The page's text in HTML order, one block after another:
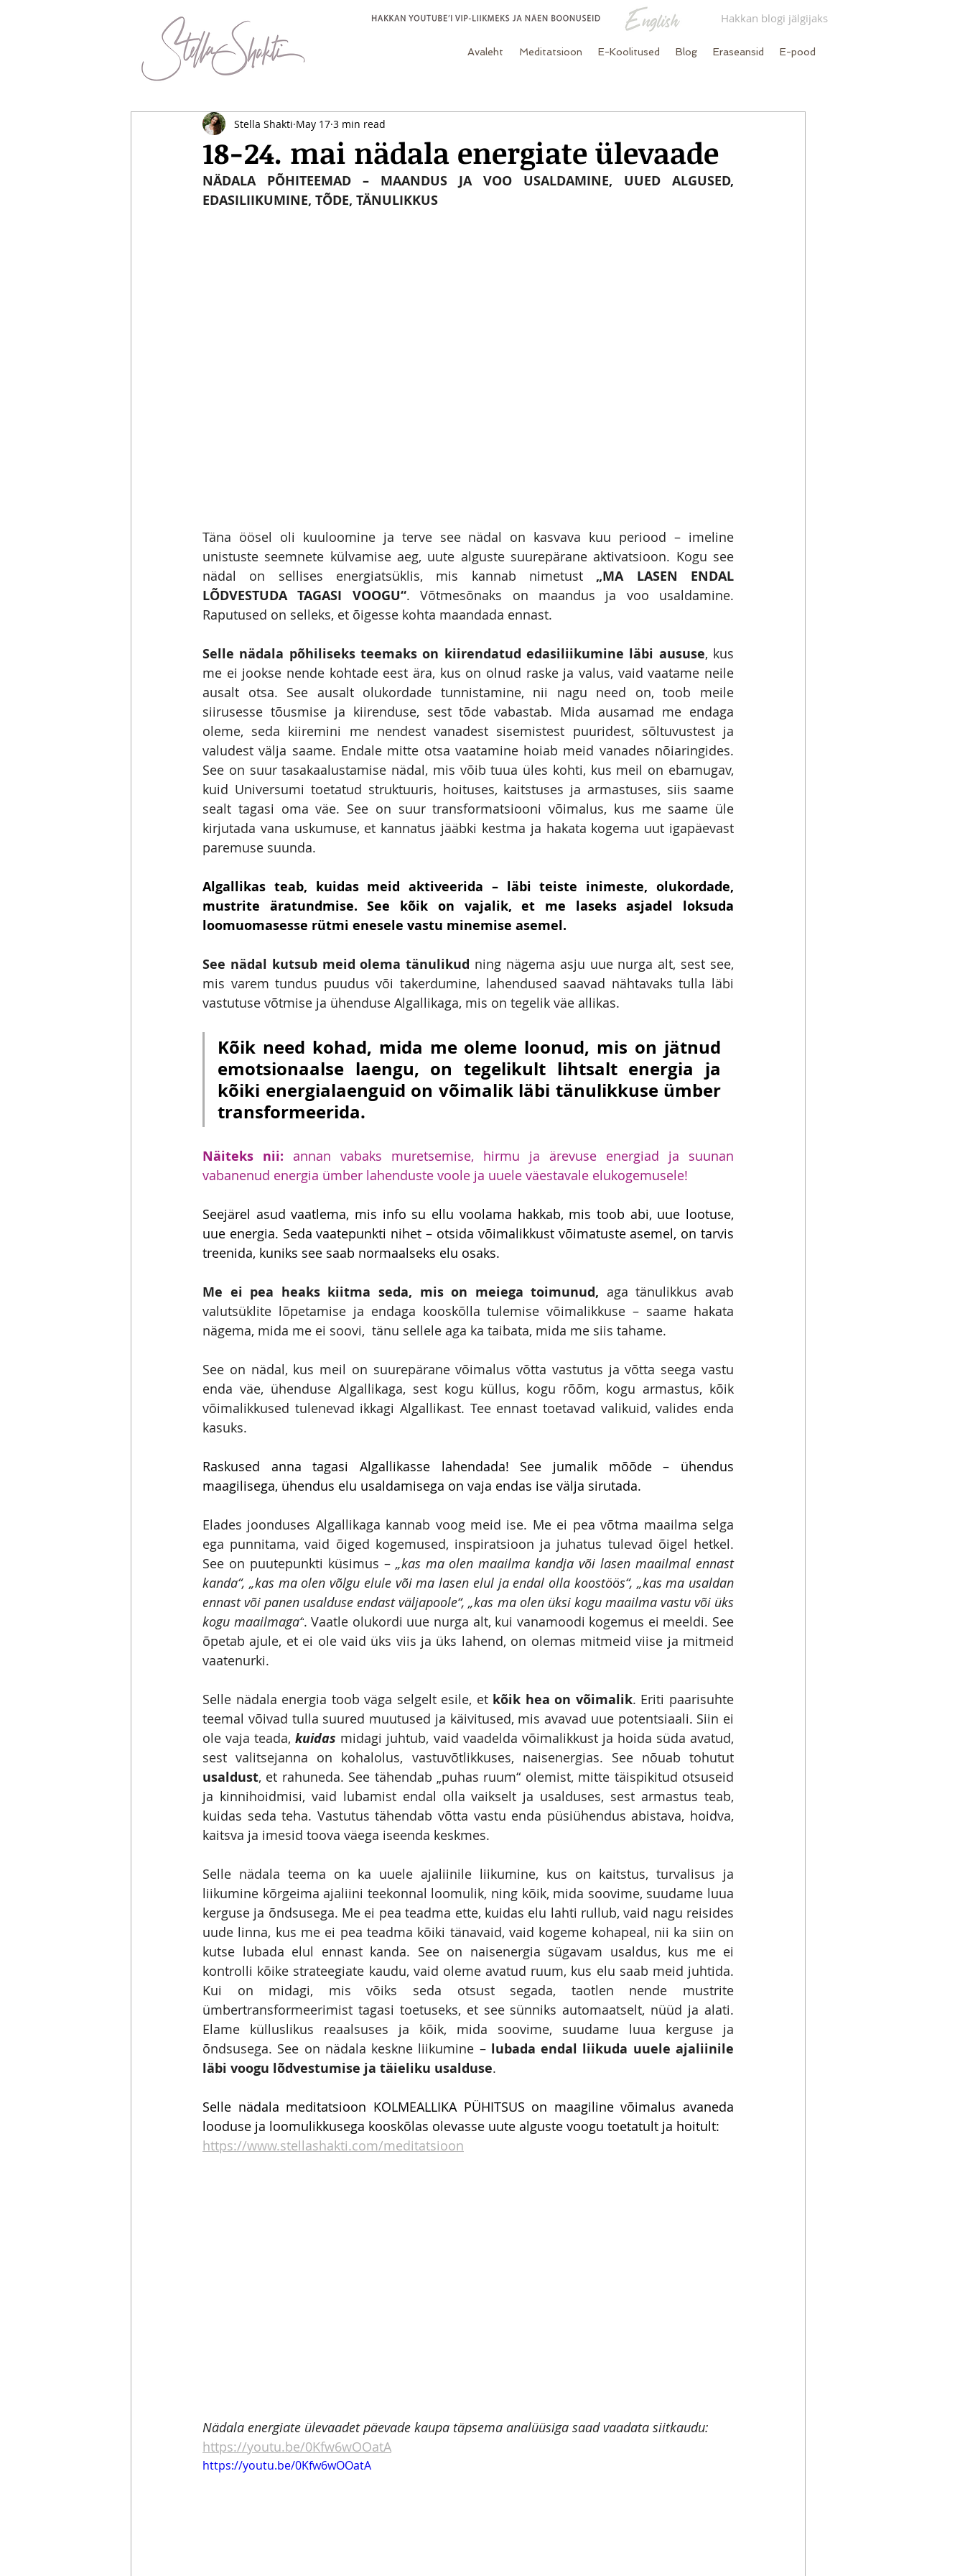
Hakkan blogi jälgijaks
Avaleht Meditatsioon E-Koolitused Blog Eraseansid E-pood
18-24. mai nädala energiate ülevaade
Stella Shakti May 17 3 min read
NÄDALA PÕHITEEMAD – MAANDUS JA VOO USALDAMINE, UUED ALGUSED,
EDASILIIKUMINE, TÕDE, TÄNULIKKUS
Täna öösel oli kuuloomine ja terve see nädal on kasvava kuu periood – imeline
unistuste seemnete külvamise aeg, uute alguste suurepärane aktivatsioon. Kogu see
nädal on sellises energiatsüklis, mis kannab nimetust „MA LASEN ENDAL
LÕDVESTUDA TAGASI VOOGU“. Võtmesõnaks on maandus ja voo usaldamine.
Raputused on selleks, et õigesse kohta maandada ennast.
Selle nädala põhiliseks teemaks on kiirendatud edasiliikumine läbi aususe, kus
me ei jookse nende kohtade eest ära, kus on olnud raske ja valus, vaid vaatame neile
ausalt otsa. See ausalt olukordade tunnistamine, nii nagu need on, toob meile
siirusesse tõusmise ja kiirenduse, sest tõde vabastab. Mida ausamad me endaga
oleme, seda kiiremini me nendest vanadest sisemistest puuridest, sõltuvustest ja
valudest välja saame. Endale mitte otsa vaatamine hoiab meid vanades nõiaringides.
See on suur tasakaalustamise nädal, mis võib tuua üles kohti, kus meil on ebamugav,
kuid Universumi toetatud struktuuris, hoituses, kaitstuses ja armastuses, siis saame
sealt tagasi oma väe. See on suur transformatsiooni võimalus, kus me saame üle
kirjutada vana uskumuse, et kannatus jääbki kestma ja hakata kogema uut igapäevast
paremuse suunda.
Algallikas teab, kuidas meid aktiveerida – läbi teiste inimeste, olukordade,
mustrite äratundmise. See kõik on vajalik, et me laseks asjadel loksuda
loomuomasesse rütmi enesele vastu minemise asemel.
See nädal kutsub meid olema tänulikud ning nägema asju uue nurga alt, sest see,
mis varem tundus puudus või takerdumine, lahendused saavad nähtavaks tulla läbi
vastutuse võtmise ja ühenduse Algallikaga, mis on tegelik väe allikas.
Kõik need kohad, mida me oleme loonud, mis on jätnud
emotsionaalse laengu, on tegelikult lihtsalt energia ja
kõiki energialaenguid on võimalik läbi tänulikkuse ümber
transformeerida.
Näiteks nii: annan vabaks muretsemise, hirmu ja ärevuse energiad ja suunan
vabanenud energia ümber lahenduste voole ja uuele väestavale elukogemusele!
Seejärel asud vaatlema, mis info su ellu voolama hakkab, mis toob abi, uue lootuse,
uue energia. Seda vaatepunkti nihet – otsida võimalikkust võimatuste asemel, on tarvis
treenida, kuniks see saab normaalseks elu osaks.
Me ei pea heaks kiitma seda, mis on meiega toimunud, aga tänulikkus avab
valutsüklite lõpetamise ja endaga kooskõlla tulemise võimalikkuse – saame hakata
nägema, mida me ei soovi,  tänu sellele aga ka taibata, mida me siis tahame.
See on nädal, kus meil on suurepärane võimalus võtta vastutus ja võtta seega vastu
enda väe, ühenduse Algallikaga, sest kogu küllus, kogu rõõm, kogu armastus, kõik
võimalikkused tulenevad ikkagi Algallikast. Tee ennast toetavad valikuid, valides enda
kasuks.
Raskused anna tagasi Algallikasse lahendada! See jumalik mõõde – ühendus
maagilisega, ühendus elu usaldamisega on vaja endas ise välja sirutada.
Elades joonduses Algallikaga kannab voog meid ise. Me ei pea võtma maailma selga
ega punnitama, vaid õiged kogemused, inspiratsioon ja juhatus tulevad õigel hetkel.
See on puutepunkti küsimus – „kas ma olen maailma kandja või lasen maailmal ennast
kanda“, „kas ma olen võlgu elule või ma lasen elul ja endal olla koostöös“, „kas ma usaldan
ennast või panen usalduse endast väljapoole“, „kas ma olen üksi kogu maailma vastu või üks
kogu maailmaga“. Vaatle olukordi uue nurga alt, kui vanamoodi kogemus ei meeldi. See
õpetab ajule, et ei ole vaid üks viis ja üks lahend, on olemas mitmeid viise ja mitmeid
vaatenurki.
Selle nädala energia toob väga selgelt esile, et kõik hea on võimalik. Eriti paarisuhte
teemal võivad tulla suured muutused ja käivitused, mis avavad uue potentsiaali. Siin ei
ole vaja teada, kuidas midagi juhtub, vaid vaadelda võimalikkust ja hoida süda avatud,
usaldust, et rahuneda. See tähendab „puhas ruum“ olemist, mitte täispikitud otsuseid
ja kinnihoidmisi, vaid lubamist endal olla vaikselt ja usalduses, sest armastus teab,
kuidas seda teha. Vastutus tähendab võtta vastu enda püsiühendus abistava, hoidva,
kaitsva ja imesid toova väega iseenda keskmes.
Selle nädala teema on ka uuele ajaliinile liikumine, kus on kaitstus, turvalisus ja
liikumine kõrgeima ajaliini teekonnal loomulik, ning kõik, mida soovime, suudame luua
kerguse ja õndsusega. Me ei pea teadma ette, kuidas elu lahti rullub, vaid nagu reisides
uude linna, kus me ei pea teadma kõiki tänavaid, vaid kogeme kohapeal, nii ka siin on
kutse lubada elul ennast kanda. See on naisenergia sügavam usaldus, kus me ei
kontrolli kõike strateegiate kaudu, vaid oleme avatud ruum, kus elu saab meid juhtida.
Kui on midagi, mis võiks seda otsust segada, taotlen nende mustrite
ümbertransformeerimist tagasi toetuseks, et see sünniks automaatselt, nüüd ja alati.
Elame külluslikus reaalsuses ja kõik, mida soovime, suudame luua kerguse ja
õndsusega. See on nädala keskne liikumine – lubada endal liikuda uuele ajaliinile
läbi voogu lõdvestumise ja täieliku usalduse.
Selle nädala meditatsioon KOLMEALLIKA PÜHITSUS on maagiline võimalus avaneda
looduse ja loomulikkusega kooskõlas olevasse uute alguste voogu toetatult ja hoitult:
https://www.stellashakti.com/meditatsioon
Nädala energiate ülevaadet päevade kaupa täpsema analüüsiga saad vaadata siitkaudu:
https://youtu.be/0Kfw6wOOatA
https://youtu.be/0Kfw6wOOatA